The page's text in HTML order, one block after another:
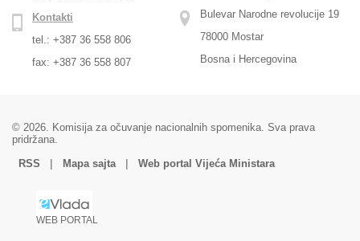
Bulevar Narodne revolucije 19
78000 Mostar
Bosna i Hercegovina
Kontakti
tel.: +387 36 558 806
fax: +387 36 558 807
© 2026. Komisija za očuvanje nacionalnih spomenika. Sva prava
pridržana.
RSS
| Mapa sajta | Web portal Vijeća Ministara
WEB PORTAL